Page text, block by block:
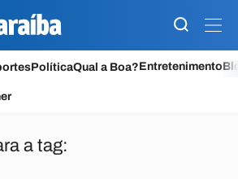
PolíticaQual a Boa?Entretenimento
a tag: